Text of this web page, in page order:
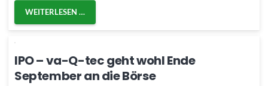
WEITERLESEN …
IPO – va-Q-tec geht wohl Ende
September an die Börse